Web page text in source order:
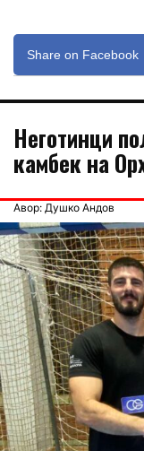
Share on Facebook
Неготинци
камбек на
Авор: Душко Андов